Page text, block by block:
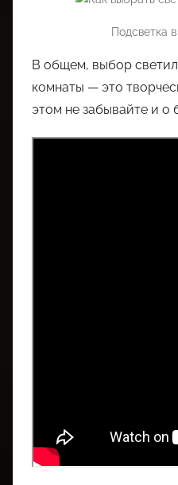
Подсветка
В общем, выбор
комнаты — это
этом не забывайте и о